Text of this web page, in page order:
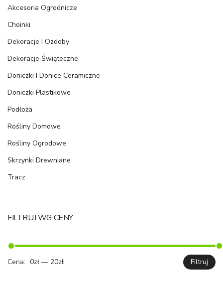
Akcesoria Ogrodnicze
Choinki
Dekoracje I Ozdoby
Dekoracje Świąteczne
Doniczki I Donice Ceramiczne
Doniczki Plastikowe
Podłoża
Rośliny Domowe
Rośliny Ogrodowe
Skrzynki Drewniane
Tracz
FILTRUJ WG CENY
Filtruj
Cena: 0zł — 20zł